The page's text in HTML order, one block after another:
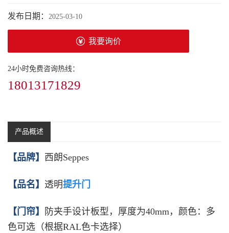
发布日期： 2025-03-10
我要询价
24小时免费咨询热线：
18013171829
产品概述
【品牌】 西朗Seppes
【品名】 透明提升门
【门帘】
防夹手设计板型，厚度为40mm，颜色：多
色可选（根据RAL色卡选择）